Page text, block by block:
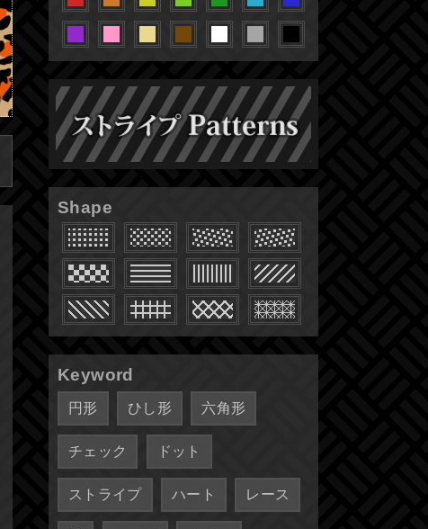
Shape
Keyword
円形 ひし形 六角形
チェック ドット
ストライプ ハート レース